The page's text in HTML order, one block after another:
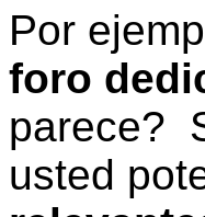
Por
foro
parece?
usted